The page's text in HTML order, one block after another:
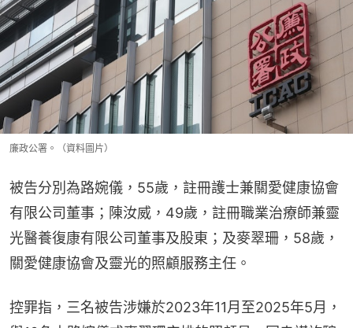
廉政公署。（資料圖片）
被告分別為路婉儀，55歲，註冊護士兼關愛健康協會
有限公司董事；陳汝威，49歲，註冊職業治療師兼靈
光醫養復康有限公司董事及股東；及麥翠珊，58歲，
關愛健康協會及靈光的照顧服務主任。
控罪指，三名被告涉嫌於2023年11月至2025年5月，